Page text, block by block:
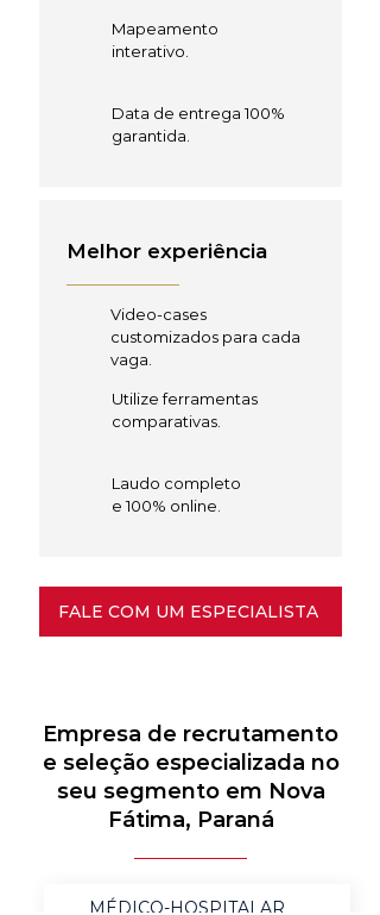
Mapeamento
interativo.
Data de entrega 100%
garantida.
Melhor experiência
Video-cases
customizados para cada
vaga.
Utilize ferramentas
comparativas.
Laudo completo
e 100% online.
FALE COM UM ESPECIALISTA
Empresa de recrutamento
e seleção especializada no
seu segmento em Nova
Fátima, Paraná
MÉDICO-HOSPITALAR